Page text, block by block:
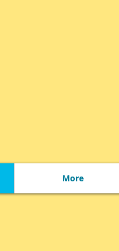
More